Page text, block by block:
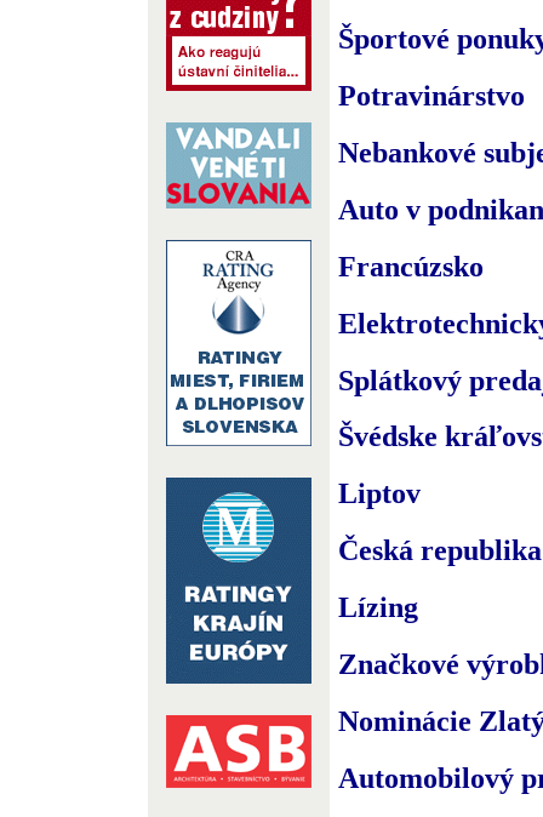
Športové
Potravinárstvo
Nebankové
Auto v
Francúzsko
Splátkový
Švédske
Liptov
Česká republika
Lízing
Značkové
Nominácie
Automobilový